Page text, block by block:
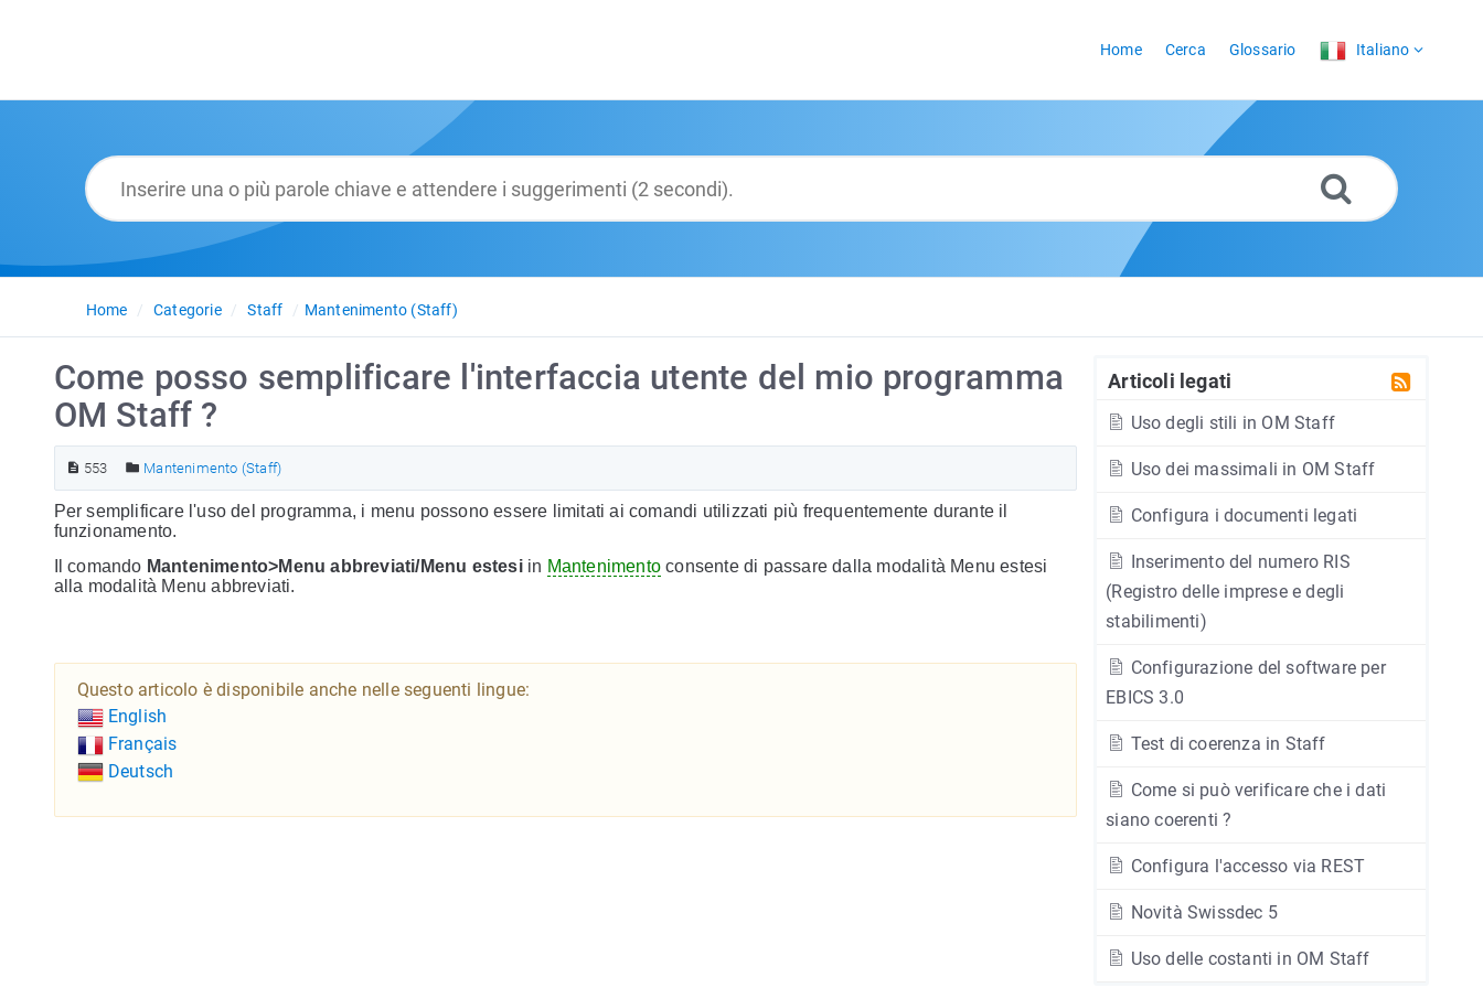
Home Cerca Glossario Italiano
Home Categorie Staff Mantenimento (Staff)
Articoli legati
Uso degli stili in OM Staff
Uso dei massimali in OM Staff
Configura i documenti legati
Inserimento del numero RIS
(Registro delle imprese e degli
stabilimenti)
Configurazione del software per
EBICS 3.0
Test di coerenza in Staff
Come si può verificare che i dati
siano coerenti ?
Configura l'accesso via REST
Novità Swissdec 5
Uso delle costanti in OM Staff
Come posso semplificare l'interfaccia utente del mio programma
OM Staff ?
553 Mantenimento (Staff)
Per semplificare l'uso del programma, i menu possono essere limitati ai comandi utilizzati più frequentemente durante il
funzionamento.
Il comando Mantenimento>Menu abbreviati/Menu estesiin Mantenimento consente di passare dalla modalità Menu estesi
alla modalità Menu abbreviati.
Questo articolo è disponibile anche nelle seguenti lingue:
English
Français
Deutsch